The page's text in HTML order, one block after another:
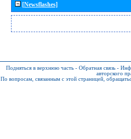
[Newsflashes]
Подняться в верхнюю часть - Обратная связь -
авторского
По вопросам, связанным с этой страницей,